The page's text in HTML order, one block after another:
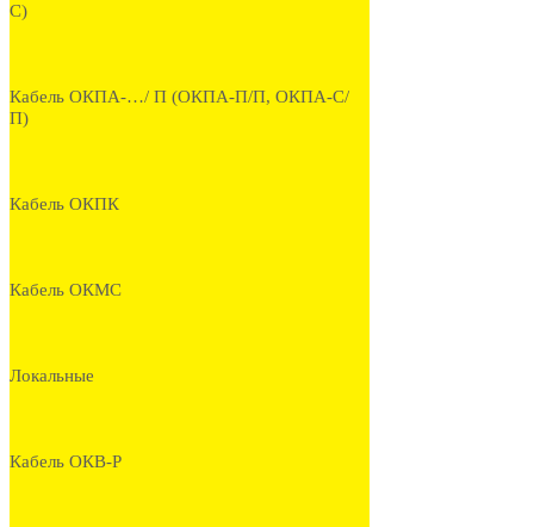
С)
Кабель ОКПА-…/ П (ОКПА-П/П, ОКПА-С/
П)
Кабель ОКПК
Кабель ОКМС
Локальные
Кабель ОКВ-Р